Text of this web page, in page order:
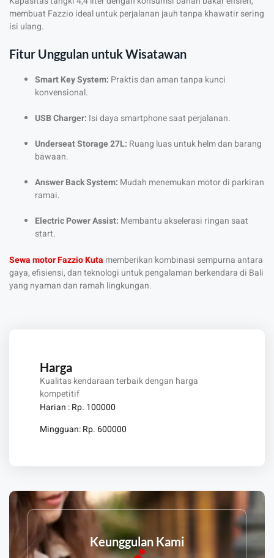
Harga
Kualitas kendaraan terbaik dengan harga
kompetitif
Harian : Rp. 100000
Mingguan: Rp. 600000
Keunggulan Kami
membuat Fazzio ideal untuk perjalanan jauh tanpa khawatir sering
isi ulang.
Fitur Unggulan untuk Wisatawan
Smart Key System: Praktis dan aman tanpa kunci
konvensional.
USB Charger: Isi daya smartphone saat perjalanan.
Underseat Storage 27L: Ruang luas untuk helm dan barang
bawaan.
Answer Back System: Mudah menemukan motor di parkiran
ramai.
Electric Power Assist: Membantu akselerasi ringan saat
start.
Sewa motor Fazzio Kuta memberikan kombinasi sempurna antara
gaya, efisiensi, dan teknologi untuk pengalaman berkendara di Bali
yang nyaman dan ramah lingkungan.